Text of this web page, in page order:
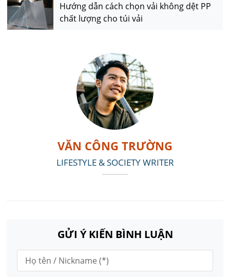
Hướng dẫn cách chọn vải không dệt PP
chất lượng cho túi vải
VĂN CÔNG TRƯỜNG
LIFESTYLE & SOCIETY WRITER
GỬI Ý KIẾN BÌNH LUẬN